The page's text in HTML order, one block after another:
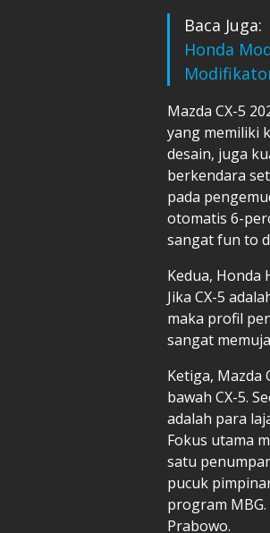
Baca Juga:
Honda
Mazda CX-5
yang memiliki
desain, juga
berkendara
pada
otomatis 6-
sangat fun to
Kedua, Honda
Jika CX-5
maka profil
sangat
Ketiga, Mazda
bawah CX-5.
adalah para
Fokus utama
satu
pucuk
program
Prabowo.